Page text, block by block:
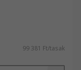
99 381 Ft/tasak